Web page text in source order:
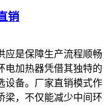
销
应是保障生产流程顺畅
电加热器凭借其独特的
设备。厂家直销模式作
梁，不仅能减少中间环